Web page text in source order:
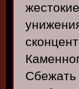
Сбежать